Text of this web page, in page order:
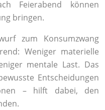
Feierabend können
bringen.
zum Konsumzwang
Weniger materielle
mentale Last. Das
Entscheidungen
– hilft dabei, den